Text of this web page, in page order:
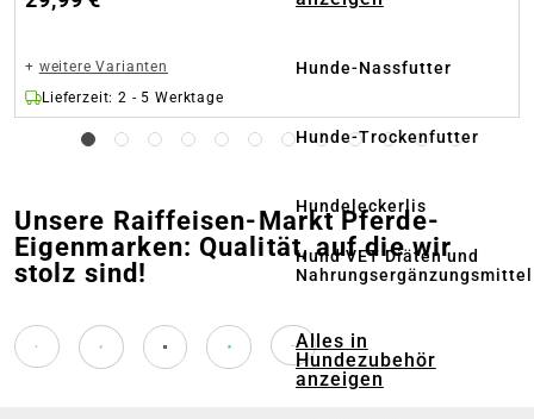
Hunde-Nassfutter
Hunde-Trockenfutter
Hundeleckerlis
Hund VET Diäten und
Nahrungsergänzungsmittel
Alles in
Hundezubehör
anzeigen
+ weitere Varianten
Lieferzeit: 2 - 5 Werktage
Unsere Raiffeisen-Markt Pferde-
Eigenmarken: Qualität, auf die wir
stolz sind!